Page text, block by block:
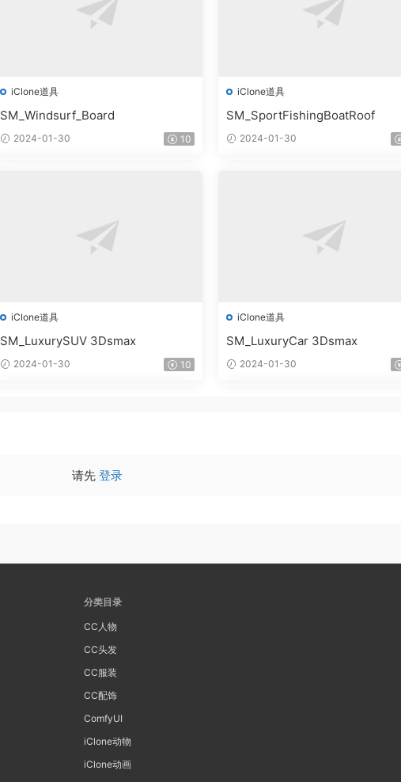
iClone道具
SM_Windsurf_Board
2024-01-30 10
iClone道具
SM_SportFishingBoatRoof
2024-01-30
iClone道具
SM_LuxurySUV 3Dsmax
2024-01-30 10
iClone道具
SM_LuxuryCar 3Dsmax
2024-01-30
请先 登录
分类目录
CC人物
CC头发
CC服装
CC配饰
ComfyUI
iClone动物
iClone动画